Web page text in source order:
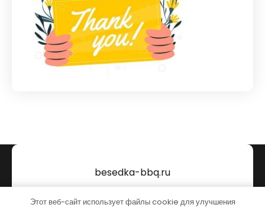
besedka-bbq.ru
Тема от Grace Themes
Этот веб-сайт использует файлы cookie для улучшения